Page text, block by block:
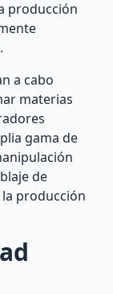
producción
a cabo
materias
gama de
de
producción